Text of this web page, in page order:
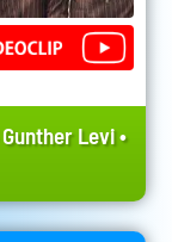
Gunther Levi•